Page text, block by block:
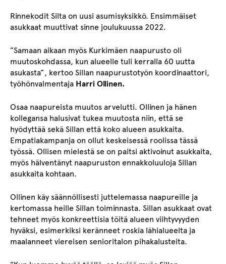
Rinnekodit Silta on uusi asumisyksikkö. Ensimmäiset
asukkaat muuttivat sinne joulukuussa 2022.
”Samaan aikaan myös Kurkimäen naapurusto oli
muutoskohdassa, kun alueelle tuli kerralla 60 uutta
asukasta”, kertoo Sillan naapurustotyön koordinaattori,
työhönvalmentaja Harri Ollinen.
Osaa naapureista muutos arvelutti. Ollinen ja hänen
kollegansa halusivat tukea muutosta niin, että se
hyödyttää sekä Sillan että koko alueen asukkaita.
Empatiakampanja on ollut keskeisessä roolissa tässä
työssä. Ollisen mielestä se on paitsi aktivoinut asukkaita,
myös hälventänyt naapuruston ennakkoluuloja Sillan
asukkaita kohtaan.
Ollinen käy säännöllisesti juttelemassa naapureille ja
kertomassa heille Sillan toiminnasta. Sillan asukkaat ovat
tehneet myös konkreettisia töitä alueen viihtyvyyden
hyväksi, esimerkiksi keränneet roskia lähialueelta ja
maalanneet viereisen senioritalon pihakalusteita.